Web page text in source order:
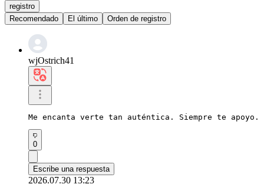
registro
Recomendado
El último Orden de registro
wjOstrich41
Me encanta verte tan auténtica. Siempre te apoyo.
0
Escribe una respuesta
2026.07.30 13:23